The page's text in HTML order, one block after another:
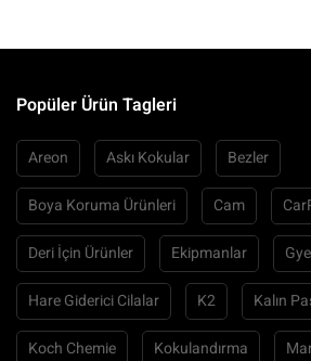
Popüler Ürün Tagleri
Areon Askı Kokular Bezler
Boya Koruma Ürünleri Cam
Deri İçin Ürünler Ekipmanlar
Hare Giderici Cilalar K2 Kalın
Koch Chemie Kokulandırma